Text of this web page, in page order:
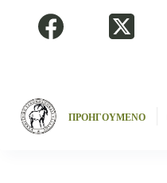
ΠΡΟΗΓΟΥΜΕΝΟ